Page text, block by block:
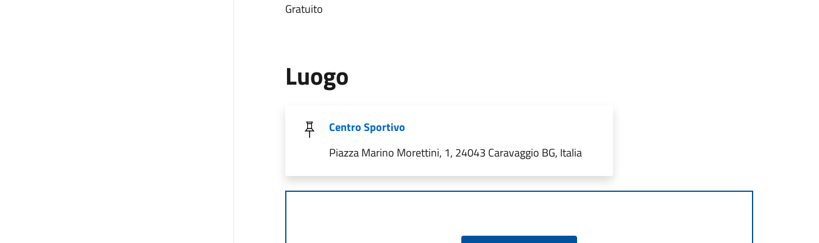
Gratuito
Luogo
Centro Sportivo
Piazza Marino Morettini, 1, 24043 Caravaggio BG, Italia